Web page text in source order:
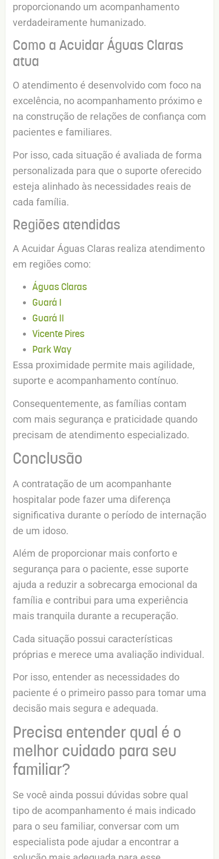
proporcionando um acompanhamento
verdadeiramente humanizado.
Como a Acuidar Águas Claras
atua
O atendimento é desenvolvido com foco na
excelência, no acompanhamento próximo e
na construção de relações de confiança com
pacientes e familiares.
Por isso, cada situação é avaliada de forma
personalizada para que o suporte oferecido
esteja alinhado às necessidades reais de
cada família.
Regiões atendidas
A Acuidar Águas Claras realiza atendimento
em regiões como:
Águas Claras
Guará I
Guará II
Vicente Pires
Park Way
Essa proximidade permite mais agilidade,
suporte e acompanhamento contínuo.
Consequentemente, as famílias contam
com mais segurança e praticidade quando
precisam de atendimento especializado.
Conclusão
A contratação de um acompanhante
hospitalar pode fazer uma diferença
significativa durante o período de internação
de um idoso.
Além de proporcionar mais conforto e
segurança para o paciente, esse suporte
ajuda a reduzir a sobrecarga emocional da
família e contribui para uma experiência
mais tranquila durante a recuperação.
Cada situação possui características
próprias e merece uma avaliação individual.
Por isso, entender as necessidades do
paciente é o primeiro passo para tomar uma
decisão mais segura e adequada.
Precisa entender qual é o
melhor cuidado para seu
familiar?
Se você ainda possui dúvidas sobre qual
tipo de acompanhamento é mais indicado
para o seu familiar, conversar com um
especialista pode ajudar a encontrar a